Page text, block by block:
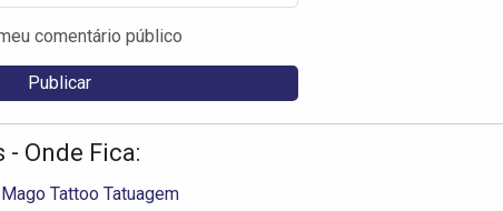
comentário público
Onde Fica:
Mago Tattoo Tatuagem